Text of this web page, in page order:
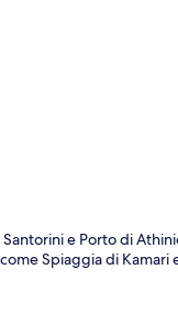
e Porto di
Spiaggia di Kamari